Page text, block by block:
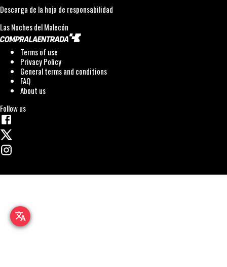
Descarga de la hoja de responsabilidad
Las Noches del Malecón
Terms of use
Privacy Policy
General terms and conditions
FAQ
About us
Follow us
translate